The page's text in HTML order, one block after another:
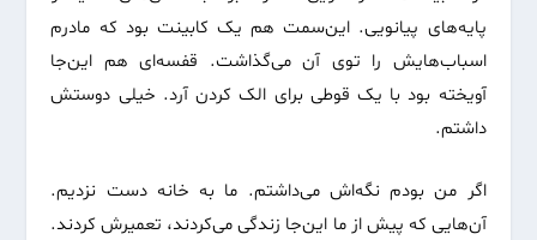
پایه‌های پیانویی. این‌سمت هم یک کابینت بود که مادرم
اسباب‌هایش را توی آن می‌گذاشت. قفسه‌ای هم این‌جا
آویخته بود با یک قوطی برای الک کردن آرد. خیلی دوستش
داشتم.
اگر من بودم نگه‌اش می‌داشتم. ما به خانه دست نزدیم.
آن‌هایی که پیش از ما این‌جا زندگی می‌کردند، تعمیرش کردند.